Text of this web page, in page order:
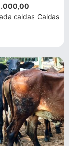
caldas Caldas